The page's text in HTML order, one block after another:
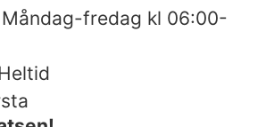
Måndag-fredag kl 06:00-